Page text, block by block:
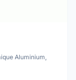
Aluminium,